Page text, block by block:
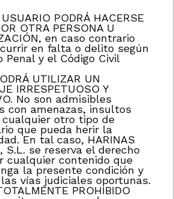
PODRÁ HACERSE
OTRA PERSONA U
en caso contrario
en falta o delito según
Penal y el Código Civil
UTILIZAR UN
IRRESPETUOSO Y
No son admisibles
con amenazas, insultos
cualquier otro tipo de
que pueda herir la
En tal caso, HARINAS
S.L. se reserva el derecho
cualquier contenido que
la presente condición y
vías judiciales oportunas.
PROHIBIDO